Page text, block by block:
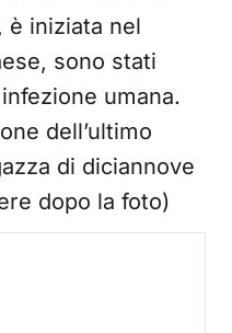
è iniziata nel
sono stati
umana.
dell’ultimo
di diciannove
dopo la foto)